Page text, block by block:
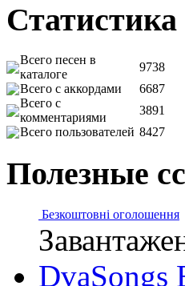
Статистика
Всего песен в
каталоге
9738
Всего с аккордами
6687
Всего с
комментариями
3891
Всего пользователей 8427
Полезные
Безкоштовні оголошення
DvaSongs